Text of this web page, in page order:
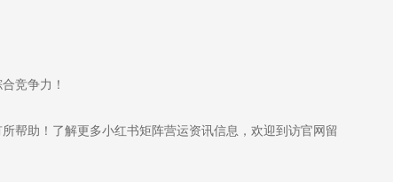
竞争力！
帮助！了解更多小红书矩阵营运资讯信息，欢迎到访官网留